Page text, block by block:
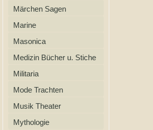
Märchen Sagen
Marine
Masonica
Medizin Bücher u. Stiche
Militaria
Mode Trachten
Musik Theater
Mythologie